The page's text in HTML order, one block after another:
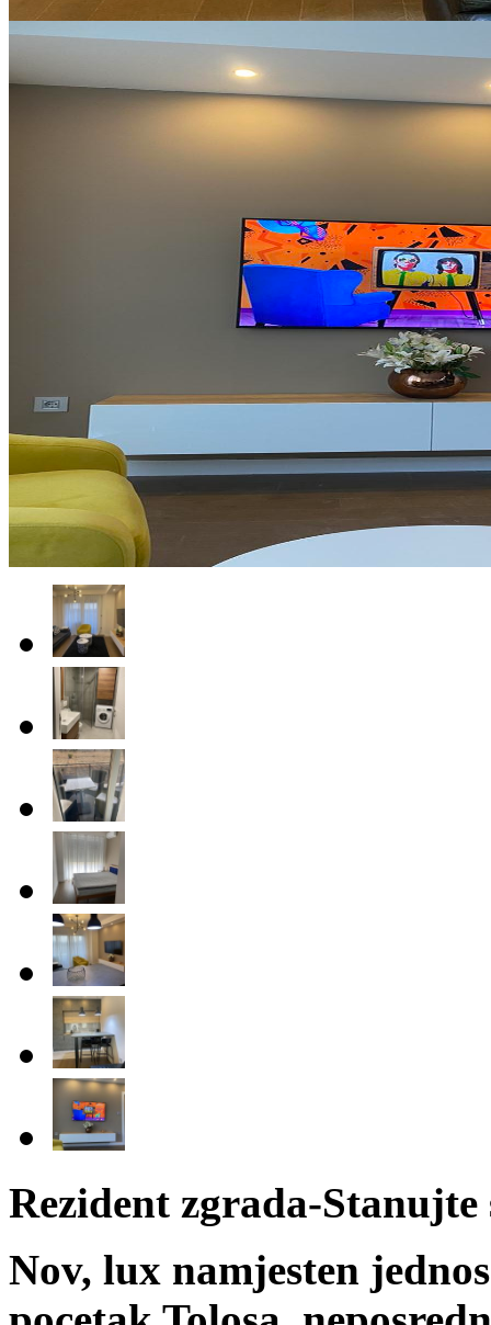
Rezident zgrada-Stanujte
Nov, lux namjesten